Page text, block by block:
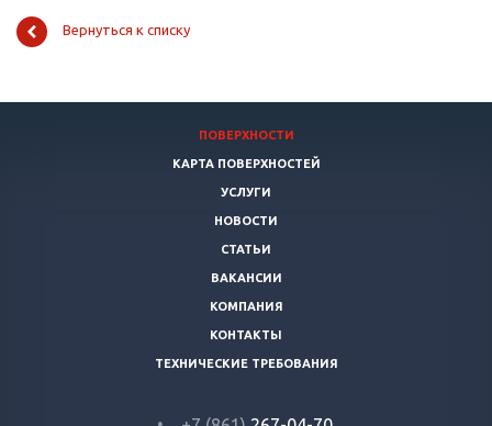
Вернуться к списку
ПОВЕРХНОСТИ
КАРТА ПОВЕРХНОСТЕЙ
УСЛУГИ
НОВОСТИ
СТАТЬИ
ВАКАНСИИ
КОМПАНИЯ
КОНТАКТЫ
ТЕХНИЧЕСКИЕ ТРЕБОВАНИЯ